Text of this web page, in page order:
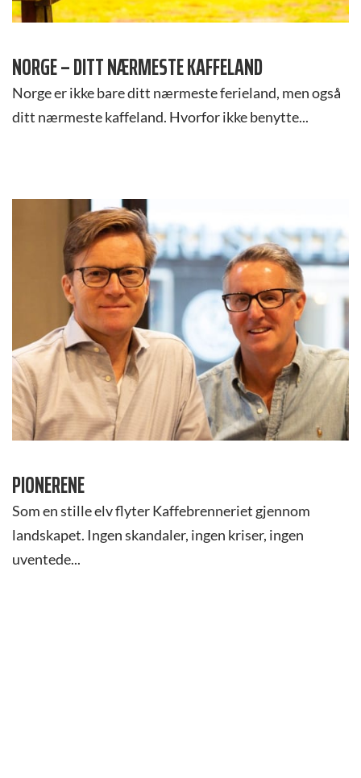
NORGE – DITT NÆRMESTE KAFFELAND
Norge er ikke bare ditt nærmeste ferieland, men også
ditt nærmeste kaffeland. Hvorfor ikke benytte...
PIONERENE
Som en stille elv flyter Kaffebrenneriet gjennom
landskapet. Ingen skandaler, ingen kriser, ingen
uventede...